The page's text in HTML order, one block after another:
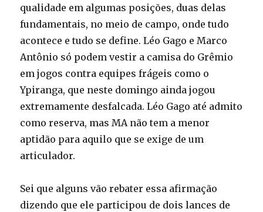
qualidade em algumas posições, duas delas
fundamentais, no meio de campo, onde tudo
acontece e tudo se define. Léo Gago e Marco
Antônio só podem vestir a camisa do Grêmio
em jogos contra equipes frágeis como o
Ypiranga, que neste domingo ainda jogou
extremamente desfalcada. Léo Gago até admito
como reserva, mas MA não tem a menor
aptidão para aquilo que se exige de um
articulador.
Sei que alguns vão rebater essa afirmação
dizendo que ele participou de dois lances de